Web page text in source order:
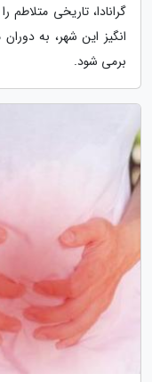
گرانادا، تاریخی
انگیز این شهر، به
برمی شود.